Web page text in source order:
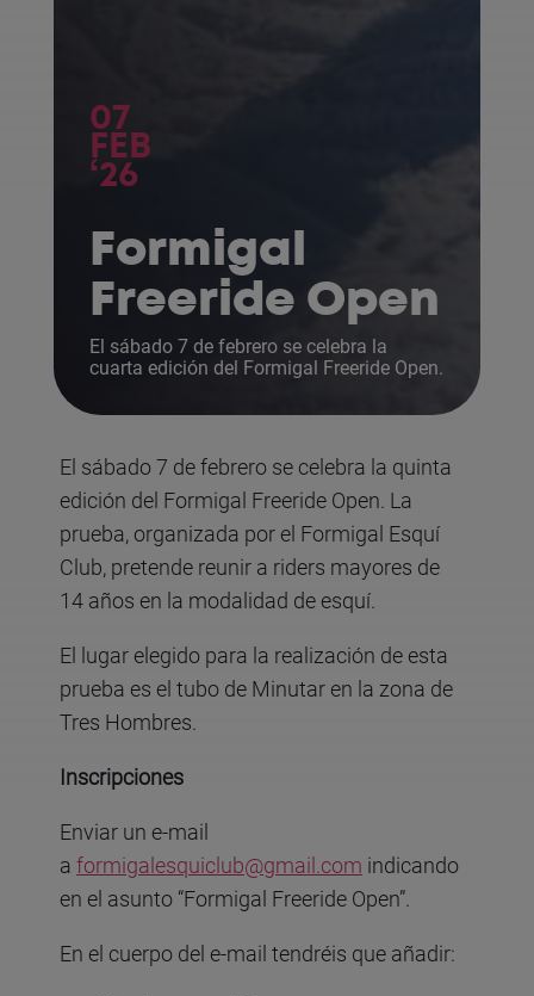
07
FEB
‘26
Formigal
Freeride Open
El sábado 7 de febrero se celebra la
cuarta edición del Formigal Freeride Open.
El sábado 7 de febrero se celebra la quinta
edición del Formigal Freeride Open. La
prueba, organizada por el Formigal Esquí
Club, pretende reunir a riders mayores de
14 años en la modalidad de esquí.
El lugar elegido para la realización de esta
prueba es el tubo de Minutar en la zona de
Tres Hombres.
Inscripciones
Enviar un e-mail
a formigalesquiclub@gmail.com indicando
en el asunto “Formigal Freeride Open”.
En el cuerpo del e-mail tendréis que añadir: